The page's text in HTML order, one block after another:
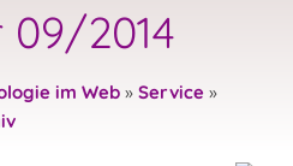
09/2014
im Web » Service »